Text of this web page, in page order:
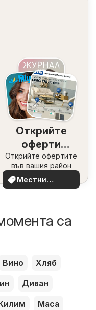
Открийте
оферти
наблизо
Открийте офертите
във вашия район
Местни
оферти
са
Вино
Хляб
Диван
Маса